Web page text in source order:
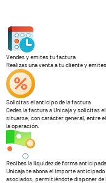
Vendes y emites tu factura
Realizas una venta a tu cliente y
Solicitas el anticipo de la factura
Cedes la factura a Unicaja y solicitas
situarse, con carácter general, entre
la operación.
Recibes la liquidez de forma anticipada
Unicaja te abona el importe
asociados, permitiéndote disponer de